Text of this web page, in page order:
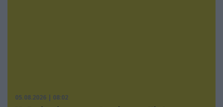
05.08.2026 | 08:02